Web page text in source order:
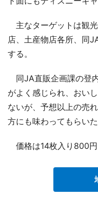
主なターゲットは観
店、土産物店各所、同
する。
同JA直販企画課の登
がよく感じられ、おい
ないが、予想以上の売
方にも味わってもらい
価格は14枚入り800円